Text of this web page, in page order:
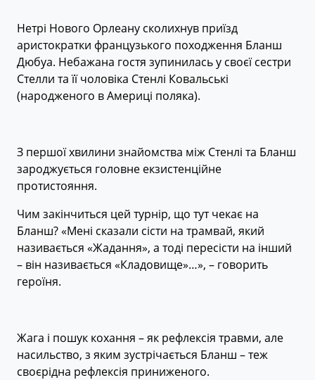
Нетрі Нового Орлеану сколихнув приїзд
аристократки французького походження Бланш
Дюбуа. Небажана гостя зупинилась у своєї сестри
Стелли та її чоловіка Стенлі Ковальські
(народженого в Америці поляка).
З першої хвилини знайомства між Стенлі та Бланш
зароджується головне екзистенційне
протистояння.
Чим закінчиться цей турнір, що тут чекає на
Бланш? «Мені сказали сісти на трамвай, який
називається «Жадання», а тоді пересісти на інший
– він називається «Кладовище»…», – говорить
героїня.
Жага і пошук кохання – як рефлексія травми, але
насильство, з яким зустрічається Бланш – теж
своєрідна рефлексія приниженого.